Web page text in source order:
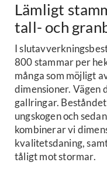
Lämligt
tall- och
I
800 stammar per
många som möjligt
dimensioner. Vägen
gallringar.
ungskogen och
kombinerar vi
kvalitetsdaning,
tåligt mot stormar.